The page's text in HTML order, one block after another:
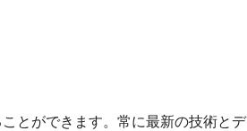
とができます。常に最新の技術とデ